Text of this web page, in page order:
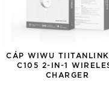
CÁP WIWU
C105 2-IN-1
CHARGER